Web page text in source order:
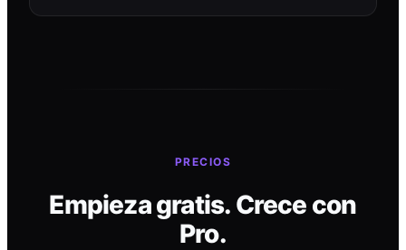
PRECIOS
Empieza gratis. Crece con
Pro.